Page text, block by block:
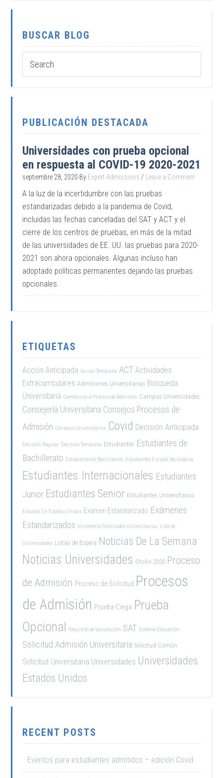
BUSCAR BLOG
PUBLICACIÓN DESTACADA
Universidades con prueba opcional
en respuesta al COVID-19 2020-2021
septiembre 28, 2020 By Expert Admissions Leave a Comment
A la luz de la incertidumbre con las pruebas
estandarizadas debido a la pandemia de Covid,
incluidas las fechas canceladas del SAT y ACT y el
cierre de los centros de pruebas, en más de la mitad
de las universidades de EE. UU. las pruebas para 2020-
2021 son ahora opcionales. Algunas incluso han
adoptado políticas permanentes dejando las pruebas
opcionales.
ETIQUETAS
Acción Anticipada Acción Temprana ACT Actividades
Extracurriculares Admisiones Universitarias Busqueda
Universitaria Cambios en el Proceso de Admisión Campus Universidades
Consejería Universitaria Consejos Procesos de
Admisión Consejos Universitarios Covid Decisión Anticipada
Decisión Regular Decisión Temprana Estudiantes Estudiantes de
Bachillerato Estudiantes en Bachillerato Estudiantes Escuela Secundaria
Estudiantes Internacionales Estudiantes
Junior Estudiantes Senior Estudiantes Universitarios
Estudiar En Estados Unidos Examen Estandarizado Exámenes
Estandarizados Incremento Solicitudes Universitarias Lista de
Universidades Listas de Espera Noticias De La Semana
Noticias Universidades Otoño 2020 Proceso
de Admisión Proceso de Solicitud Procesos
de Admisión Prueba Ciega Prueba
Opcional Requisito de Vacunación SAT Sistema Educación
Solicitud Admisión Universitaria Solicitud Común
Solicitud Universitaria Universidades Universidades
Estados Unidos
RECENT POSTS
Eventos para estudiantes admitidos – edición Covid